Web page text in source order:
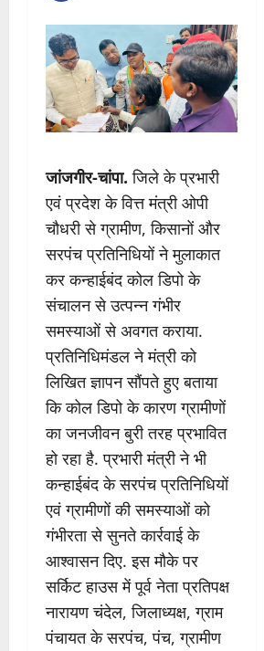
जांजगीर-चांपा. जिले के प्रभारी
एवं प्रदेश के वित्त मंत्री ओपी
चौधरी से ग्रामीण, किसानों और
सरपंच प्रतिनिधियों ने मुलाकात
कर कन्हाईबंद कोल डिपो के
संचालन से उत्पन्न गंभीर
समस्याओं से अवगत कराया.
प्रतिनिधिमंडल ने मंत्री को
लिखित ज्ञापन सौंपते हुए बताया
कि कोल डिपो के कारण ग्रामीणों
का जनजीवन बुरी तरह प्रभावित
हो रहा है. प्रभारी मंत्री ने भी
कन्हाईबंद के सरपंच प्रतिनिधियों
एवं ग्रामीणों की समस्याओं को
गंभीरता से सुनते कार्रवाई के
आश्वासन दिए. इस मौके पर
सर्किट हाउस में पूर्व नेता प्रतिपक्ष
नारायण चंदेल, जिलाध्यक्ष, ग्राम
पंचायत के सरपंच, पंच, ग्रामीण